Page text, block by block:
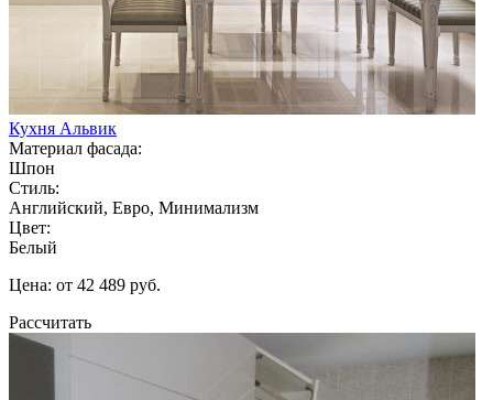
Кухня Альвик
Материал фасада:
Шпон
Стиль:
Английский, Евро, Минимализм
Цвет:
Белый
Цена: от 42 489 руб.
Рассчитать